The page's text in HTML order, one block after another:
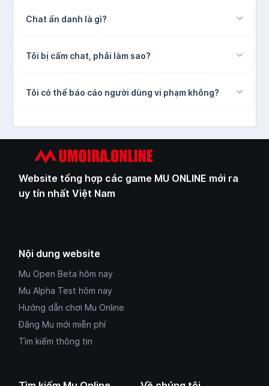
Chat ẩn danh là gì?
Tôi bị cấm chat, phải làm sao?
Tôi có thể báo cáo người dùng vi phạm không?
Website tổng hợp các game MU ONLINE mới ra
uy tín nhất Việt Nam
Nội dung website
Mu Open Beta hôm nay
Mu Alpha Test hôm nay
Hướng dẫn chơi Mu Online
Đăng Mu mới miễn phí
Tìm kiếm thông tin